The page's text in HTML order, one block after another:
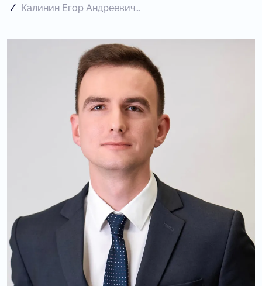
Калинин Егор Андреевич...